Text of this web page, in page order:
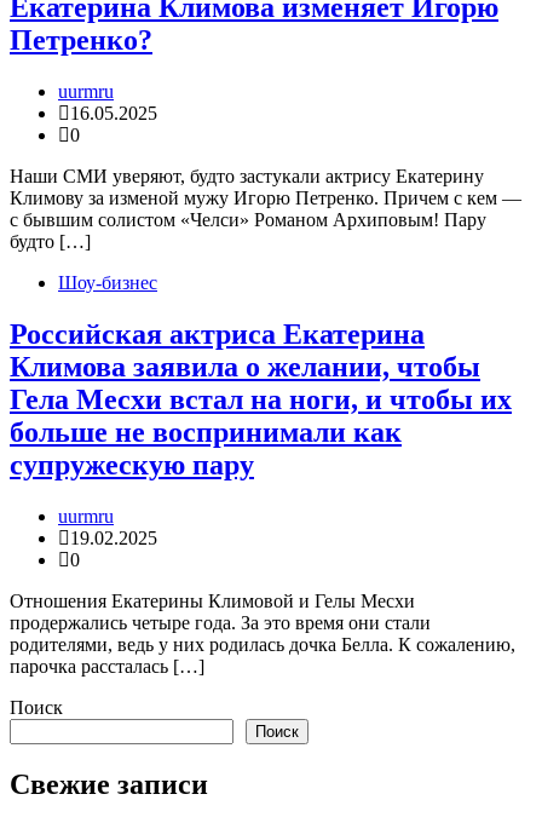
Екатерина Климова изменяет Игорю
Петренко?
uurmru
16.05.2025
0
Наши СМИ уверяют, будто застукали актрису Екатерину
Климову за изменой мужу Игорю Петренко. Причем с кем —
с бывшим солистом «Челси» Романом Архиповым! Пару
будто […]
Шоу-бизнес
Российская актриса Екатерина
Климова заявила о желании, чтобы
Гела Месхи встал на ноги, и чтобы их
больше не воспринимали как
супружескую пару
uurmru
19.02.2025
0
Отношения Екатерины Климовой и Гелы Месхи
продержались четыре года. За это время они стали
родителями, ведь у них родилась дочка Белла. К сожалению,
парочка рассталась […]
Поиск
Поиск
Свежие записи